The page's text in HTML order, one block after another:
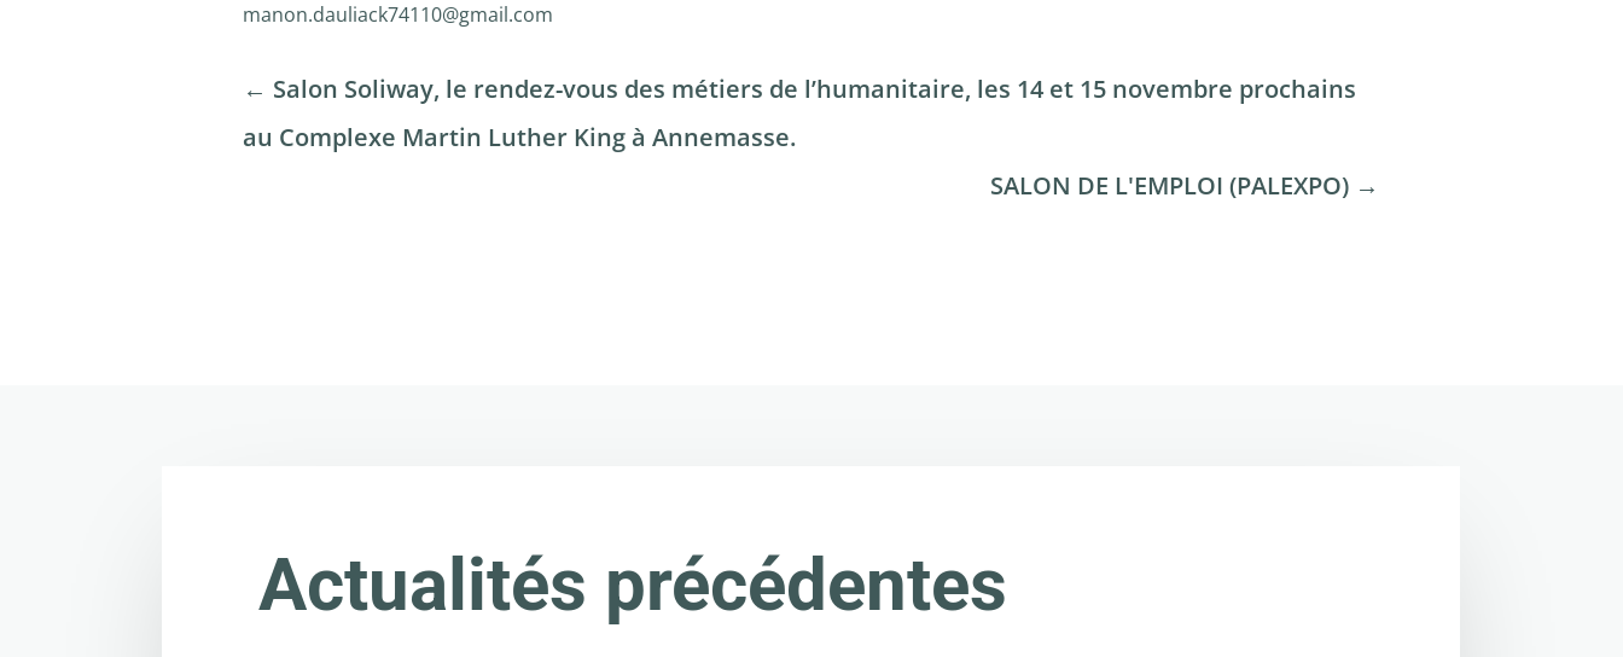
manon.dauliack74110@gmail.com
← Salon Soliway, le rendez-vous des métiers de l’humanitaire, les 14 et 15 novembre prochains
au Complexe Martin Luther King à Annemasse.
SALON DE L'EMPLOI (PALEXPO)→
Actualités précédentes